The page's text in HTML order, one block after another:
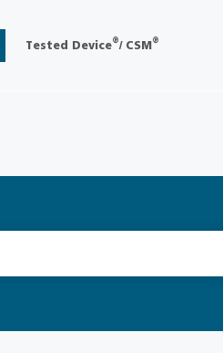
Tested Device®/ CSM ®